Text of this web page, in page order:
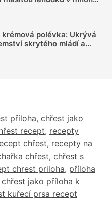
polévka: Ukrývá
skrytého mládí a
příloha, chřest jako
recept, recepty
chřest, recepty na
chřest, chřest s
chrest priloha, příloha
chřest jako příloha k
kuřecí prsa recept